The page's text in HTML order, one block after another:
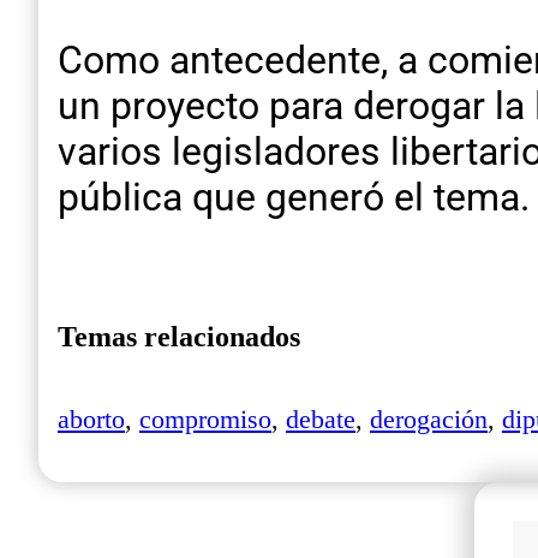
Como antecedente, a
un proyecto para derogar
varios legisladores
pública que generó el tema.
Temas relacionados
aborto, compromiso, debate, derogación,